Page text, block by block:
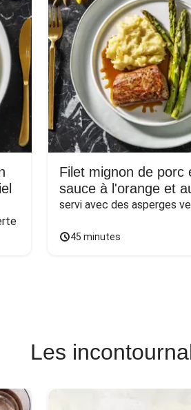
Filet mignon de porc
sauce à l'orange et
servi avec des asperges
45 minutes
Les